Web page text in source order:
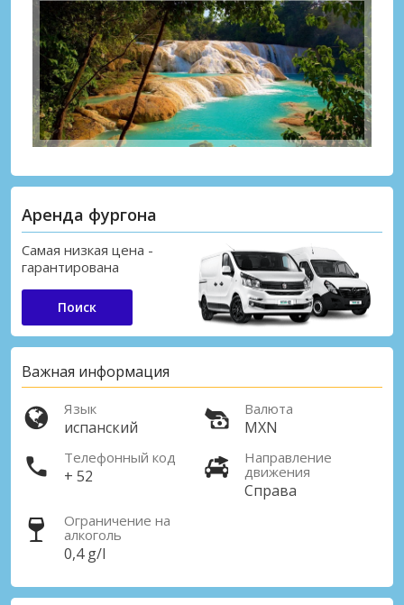
Аренда фургона
Самая низкая цена -
гарантирована
Поиск
Важная информация
Язык
испанский
Валюта
MXN
Телефонный код
+ 52
Направление
движения
Справа
Ограничение на
алкоголь
0,4 g/l